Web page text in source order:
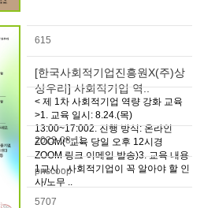
615
[한국사회적기업진흥원X(주)상
상우리] 사회적기업 역..
< 제 1차 사회적기업 역량 강화 교육
>1. 교육 일시: 8.24.(목)
13:00~17:002. 진행 방식: 온라인
ZOOM(*교육 당일 오후 12시경
ZOOM 링크 이메일 발송)3. 교육 내용
1교시 - 사회적기업이 꼭 알아야 할 인
사/노무 ..
2023-08-11
pnscoop
5707